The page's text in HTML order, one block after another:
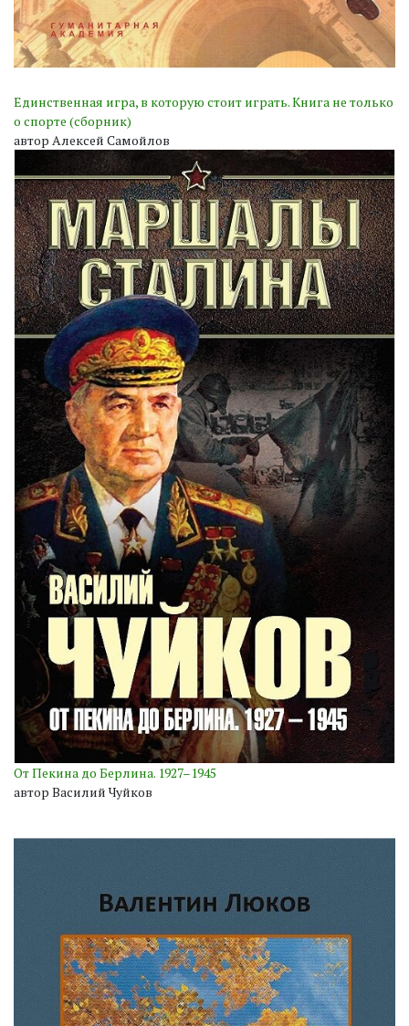
Единственная игра, в которую стоит играть. Книга не только
о спорте (сборник)
автор Алексей Самойлов
От Пекина до Берлина. 1927–1945
автор Василий Чуйков